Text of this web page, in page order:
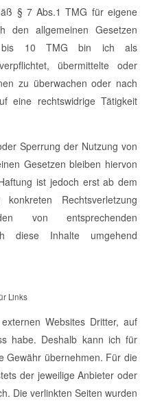
§ 7 Abs.1 TMG für eigene
den allgemeinen Gesetzen
bis 10 TMG bin ich als
übermittelte oder
zu überwachen oder nach
eine rechtswidrige Tätigkeit
Sperrung der Nutzung von
Gesetzen bleiben hiervon
ist jedoch erst ab dem
Rechtsverletzung
von entsprechenden
diese Inhalte umgehend
Links
Websites Dritter, auf
habe. Deshalb kann ich für
Gewähr übernehmen. Für die
der jeweilige Anbieter oder
Die verlinkten Seiten wurden